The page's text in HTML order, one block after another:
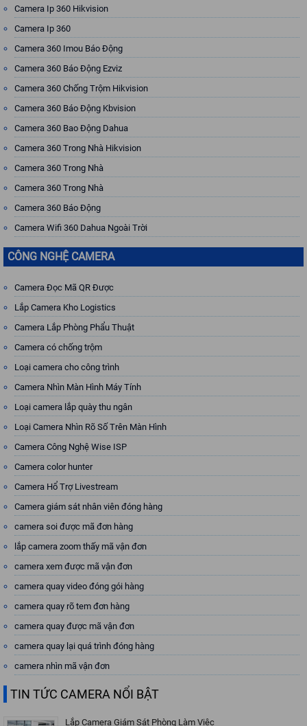
Camera Ip 360 Hikvision
Camera Ip 360
Camera 360 Imou Báo Động
Camera 360 Báo Động Ezviz
Camera 360 Chống Trộm Hikvision
Camera 360 Báo Động Kbvision
Camera 360 Bao Động Dahua
Camera 360 Trong Nhà Hikvision
Camera 360 Trong Nhà
Camera 360 Trong Nhà
Camera 360 Báo Động
Camera Wifi 360 Dahua Ngoài Trời
CÔNG NGHỆ CAMERA
Camera Đọc Mã QR Được
Lắp Camera Kho Logistics
Camera Lắp Phòng Phẩu Thuật
Camera có chống trộm
Loại camera cho công trình
Camera Nhìn Màn Hình Máy Tính
Loại camera lắp quày thu ngân
Loại Camera Nhìn Rõ Số Trên Màn Hình
Camera Công Nghệ Wise ISP
Camera color hunter
Camera Hổ Trợ Livestream
Camera giám sát nhân viên đóng hàng
camera soi được mã đơn hàng
lắp camera zoom thấy mã vận đơn
camera xem được mã vận đơn
camera quay video đóng gói hàng
camera quay rõ tem đơn hàng
camera quay được mã vận đơn
camera quay lại quá trình đóng hàng
camera nhìn mã vận đơn
TIN TỨC CAMERA NỔI BẬT
Lắp Camera Giám Sát Phòng Làm Việc